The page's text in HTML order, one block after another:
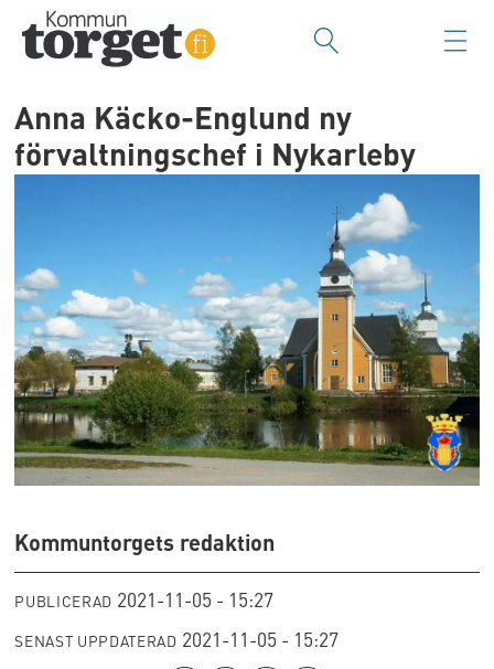
Anna Käcko-Englund ny
förvaltningschef i Nykarleby
Kommuntorgets redaktion
PUBLICERAD 2021-11-05 - 15:27
SENAST UPPDATERAD 2021-11-05 - 15:27